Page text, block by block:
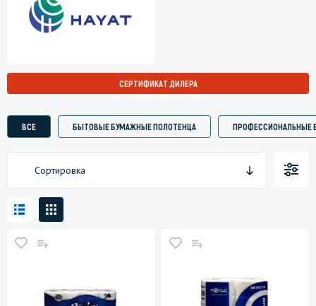
СЕРТИФИКАТ ДИЛЕРА
ВСЕ БЫТОВЫЕ БУМАЖНЫЕ ПОЛОТЕНЦА ПРОФЕССИОНАЛЬНЫЕ
Сортировка